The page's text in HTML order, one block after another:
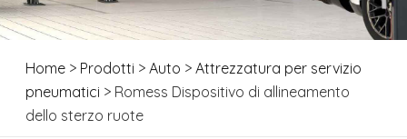
Home > Prodotti >Auto >Attrezzatura per servizio
pneumatici > Romess Dispositivo di allineamento
dello sterzo ruote